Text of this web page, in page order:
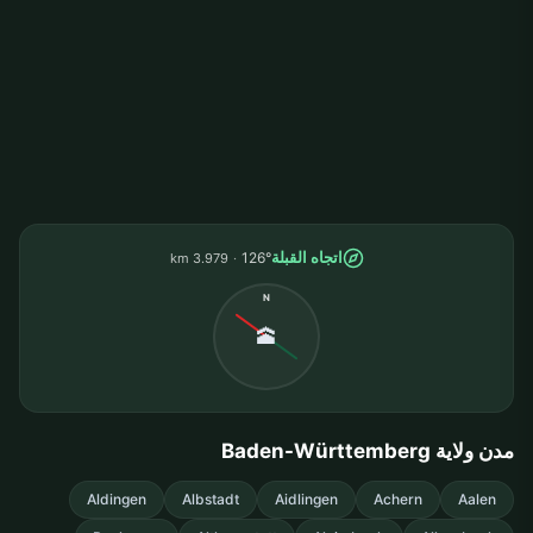
اتجاه القبلة126°
3.979 km
N
🕋
مدن ولاية Baden-Württemberg
Aalen
Achern
Aidlingen
Albstadt
Aldingen